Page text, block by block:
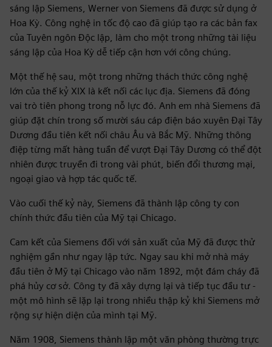
sáng lập Siemens, Werner von Siemens đã được sử dụng ở
Hoa Kỳ. Công nghệ in tốc độ cao đã giúp tạo ra các bản fax
của Tuyên ngôn Độc lập, làm cho một trong những tài liệu
sáng lập của Hoa Kỳ dễ tiếp cận hơn với công chúng.
Một thế hệ sau, một trong những thách thức công nghệ
lớn của thế kỷ XIX là kết nối các lục địa. Siemens đã đóng
vai trò tiên phong trong nỗ lực đó. Anh em nhà Siemens đã
giúp đặt chín trong số mười sáu cáp điện báo xuyên Đại Tây
Dương đầu tiên kết nối châu Âu và Bắc Mỹ. Những thông
điệp từng mất hàng tuần để vượt Đại Tây Dương có thể đột
nhiên được truyền đi trong vài phút, biến đổi thương mại,
ngoại giao và hợp tác quốc tế.
Vào cuối thế kỷ này, Siemens đã thành lập công ty con
chính thức đầu tiên của Mỹ tại Chicago.
Cam kết của Siemens đối với sản xuất của Mỹ đã được thử
nghiệm gần như ngay lập tức. Ngay sau khi mở nhà máy
đầu tiên ở Mỹ tại Chicago vào năm 1892, một đám cháy đã
phá hủy cơ sở. Công ty đã xây dựng lại và tiếp tục đầu tư -
một mô hình sẽ lặp lại trong nhiều thập kỷ khi Siemens mở
rộng sự hiện diện của mình tại Mỹ.
Năm 1908, Siemens thành lập một văn phòng thường trực